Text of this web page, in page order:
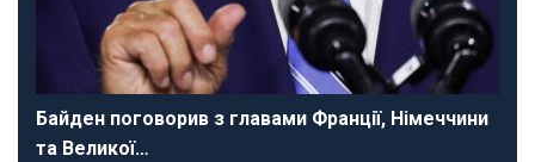
Байден поговорив з главами Франції, Німеччини
та Великої…